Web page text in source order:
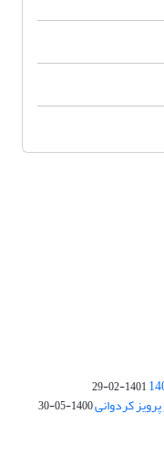
1401-02-29
کردوانی1400-05-30